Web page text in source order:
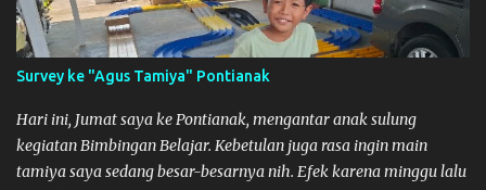
Survey ke "Agus Tamiya" Pontianak
Hari ini, Jumat saya ke Pontianak, mengantar anak sulung
kegiatan Bimbingan Belajar. Kebetulan juga rasa ingin main
tamiya saya sedang besar-besarnya nih. Efek karena minggu lalu